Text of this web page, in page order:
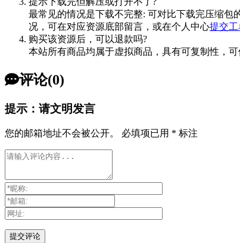
最常见的情况是下载不完整: 可对比下载完压缩包
况，可在对应资源底部留言，或在个人中心提交工
购买该资源后，可以退款吗?
本站所有商品均属于虚拟商品，具有可复制性，
评论(0)
提示：请文明发言
您的邮箱地址不会被公开。 必填项已用 * 标注